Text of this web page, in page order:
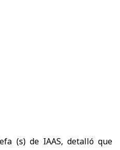
(s) de IAAS, detalló que